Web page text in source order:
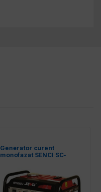
Generator curent
monofazat SENCI SC-